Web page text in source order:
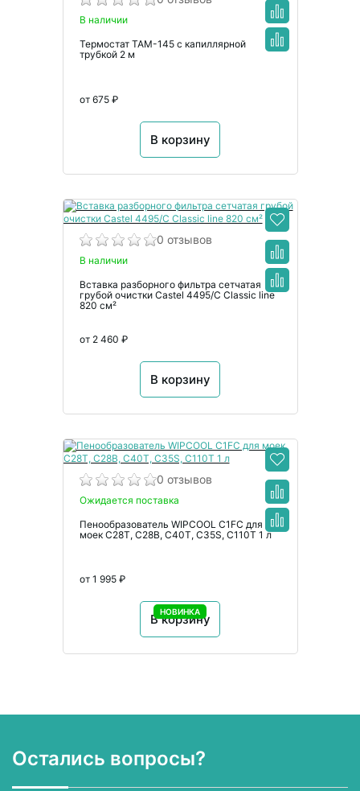
В наличии
Термостат TAM-145 с капиллярной
трубкой 2 м
от 675 ₽
В корзину
0 отзывов
В наличии
Вставка разборного фильтра сетчатая
грубой очистки Castel 4495/С Classic line
820 см²
от 2 460 ₽
В корзину
0 отзывов
Ожидается поставка
Пенообразователь WIPCOOL C1FC для
моек C28T, C28B, C40T, C35S, C110T 1 л
от 1 995 ₽
В корзину
НОВИНКА
Остались вопросы?